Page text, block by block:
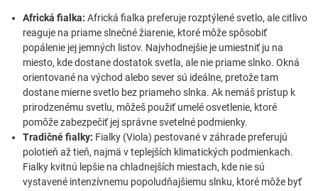
Africká fialka: Africká fialka preferuje rozptýlené svetlo, ale citlivo
reaguje na priame slnečné žiarenie, ktoré môže spôsobiť
popálenie jej jemných listov. Najvhodnejšie je umiestniť ju na
miesto, kde dostane dostatok svetla, ale nie priame slnko. Okná
orientované na východ alebo sever sú ideálne, pretože tam
dostane mierne svetlo bez priameho slnka. Ak nemáš prístup k
prirodzenému svetlu, môžeš použiť umelé osvetlenie, ktoré
pomôže zabezpečiť jej správne svetelné podmienky.
Tradičné fialky: Fialky (Viola) pestované v záhrade preferujú
polotieň až tieň, najmä v teplejších klimatických podmienkach.
Fialky kvitnú lepšie na chladnejších miestach, kde nie sú
vystavené intenzívnemu popoludňajšiemu slnku, ktoré môže byť